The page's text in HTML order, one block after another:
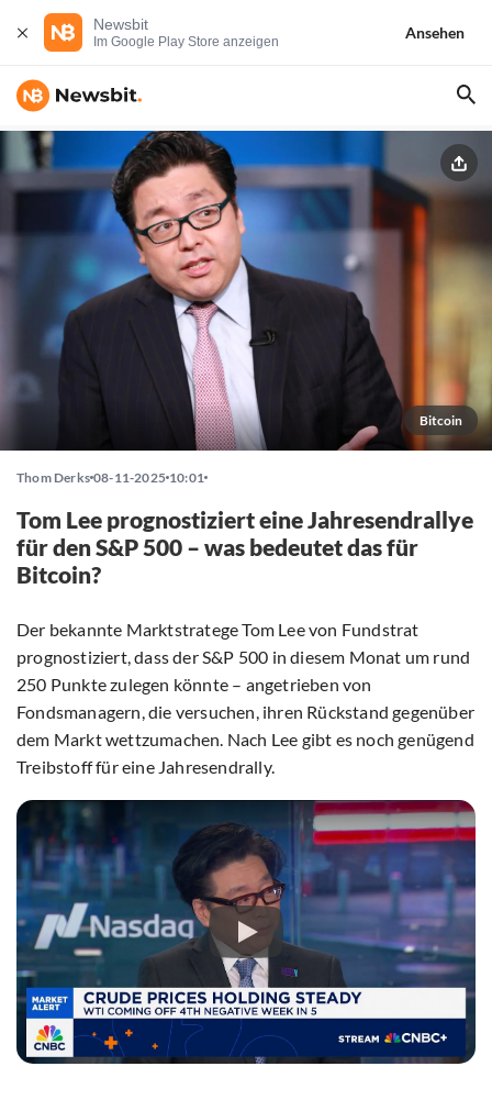
Newsbit
Im Google Play Store anzeigen
Ansehen
Bitcoin
Thom Derks 08-11-2025 10:01
Tom Lee prognostiziert eine Jahresendrallye
für den S&P 500 – was bedeutet das für
Bitcoin?
Der bekannte Marktstratege Tom Lee von Fundstrat
prognostiziert, dass der S&P 500 in diesem Monat um rund
250 Punkte zulegen könnte – angetrieben von
Fondsmanagern, die versuchen, ihren Rückstand gegenüber
dem Markt wettzumachen. Nach Lee gibt es noch genügend
Treibstoff für eine Jahresendrally.